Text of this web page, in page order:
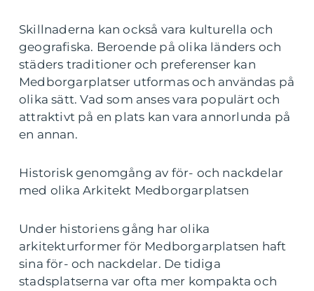
Skillnaderna kan också vara kulturella och
geografiska. Beroende på olika länders och
städers traditioner och preferenser kan
Medborgarplatser utformas och användas på
olika sätt. Vad som anses vara populärt och
attraktivt på en plats kan vara annorlunda på
en annan.
Historisk genomgång av för- och nackdelar
med olika Arkitekt Medborgarplatsen
Under historiens gång har olika
arkitekturformer för Medborgarplatsen haft
sina för- och nackdelar. De tidiga
stadsplatserna var ofta mer kompakta och